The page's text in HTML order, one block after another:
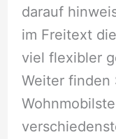
darauf
im Freitext
viel flexibler
Weiter finden